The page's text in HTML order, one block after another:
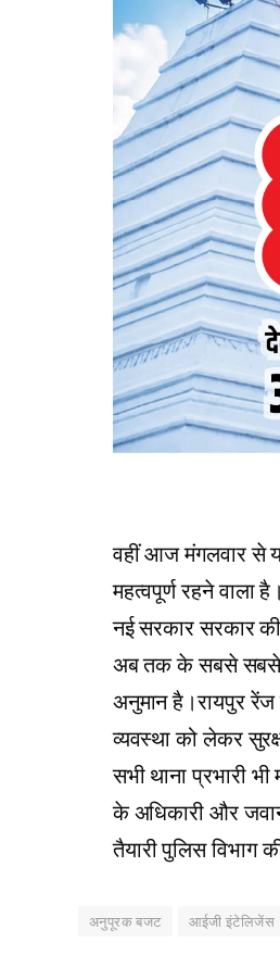
वहीं आज मंगलवार से
महत्वपूर्ण रहने वाला
नई सरकार सरकार
अब तक के सबसे सबसे
अनुमान है।रायपुर
व्यवस्था को लेकर
सभी थाना प्रभारी
के अधिकारी और
तैयारी पुलिस विभाग
अनुपूरक बजट आईजी इंटेलिजेंस